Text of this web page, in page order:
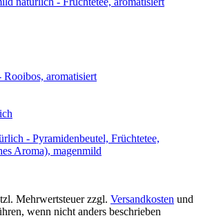
Mehrwertsteuer zzgl. Versandkosten und
wenn nicht anders beschrieben